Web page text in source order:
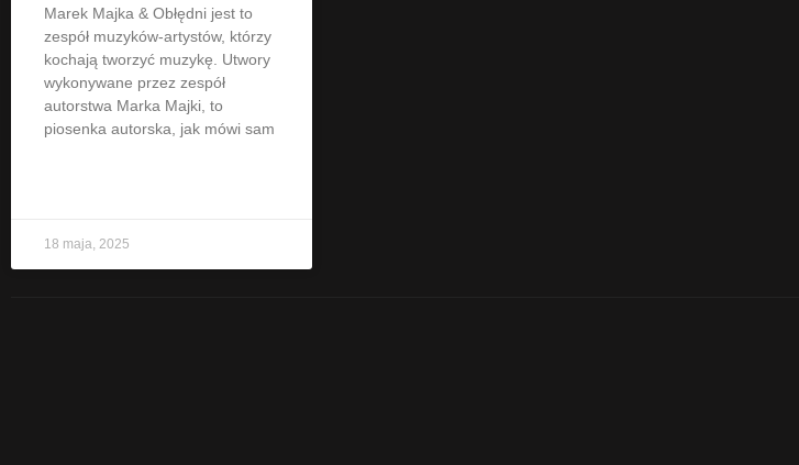
Marek Majka & Obłędni jest to
zespół muzyków-artystów, którzy
kochają tworzyć muzykę. Utwory
wykonywane przez zespół
autorstwa Marka Majki, to
piosenka autorska, jak mówi sam
18 maja, 2025